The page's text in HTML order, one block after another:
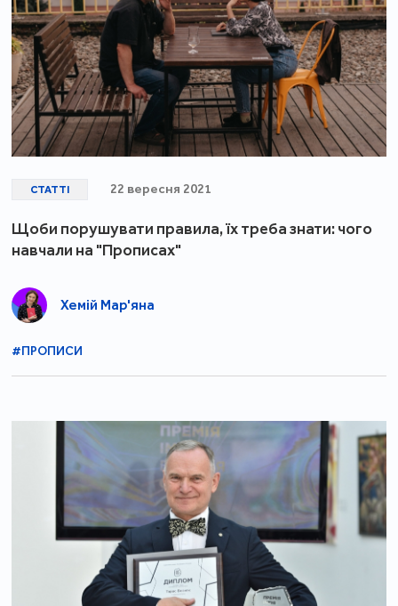
СТАТТІ 22 вересня 2021
Щоби порушувати правила, їх треба знати: чого
навчали на "Прописах"
Хемій Мар'яна
#ПРОПИСИ